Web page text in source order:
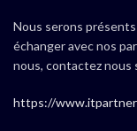
Nous serons
échanger avec nos
nous, contactez
https://